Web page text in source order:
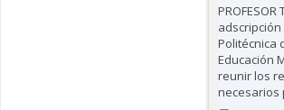
PROFESOR
adscripción
Politécnica
Educación
reunir los
necesarios